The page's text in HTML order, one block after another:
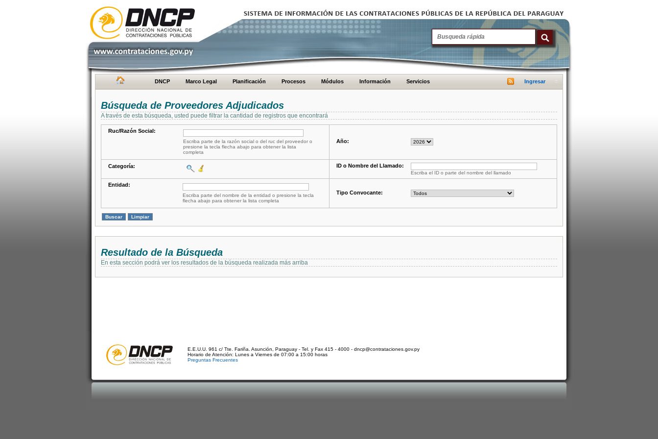
DNCP Marco Legal Planificación Procesos Módulos Información Servicios Ingresar
Búsqueda de Proveedores Adjudicados
A través de esta búsqueda, usted puede filtrar la cantidad de registros que encontrará
Ruc/Razón Social:
Escriba parte de la razón social o del ruc del proveedor o
presione la tecla flecha abajo para obtener la lista
completa
Año:
Categoría: ID o Nombre del Llamado:
Escriba el ID o parte del nombre del llamado
Entidad:
Escriba parte del nombre de la entidad o presione la tecla
flecha abajo para obtener la lista completa
Tipo Convocante:
Resultado de la Búsqueda
En esta sección podrá ver los resultados de la búsqueda realizada más arriba
E.E.U.U. 961 c/ Tte. Fariña. Asunción, Paraguay - Tel. y Fax 415 - 4000 - dncp@contrataciones.gov.py
Horario de Atención: Lunes a Viernes de 07:00 a 15:00 horas
Preguntas Frecuentes